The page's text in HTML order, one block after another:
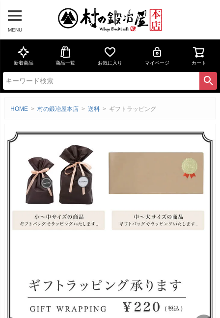
MENU
新着商品 商品一覧 お気に入り マイページ カート
HOME 村の鍛冶屋本店 送料 ギフトラッピング